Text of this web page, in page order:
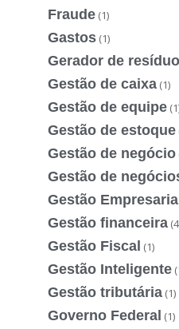
Fraude (1)
Gastos (1)
Gerador de
Gestão de caixa (1)
Gestão de equipe
Gestão de estoque
Gestão de negócio
Gestão de
Gestão
Gestão financeira
Gestão Fiscal (1)
Gestão Inteligente
Gestão tributária (1)
Governo Federal (1)